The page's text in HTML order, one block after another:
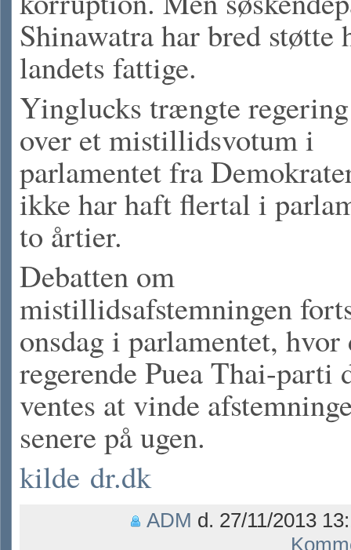
Shinawatra har bred støtte
landets fattige.
Yinglucks trængte
over et mistillidsvotum i
parlamentet fra
ikke har haft flertal i
to årtier.
Debatten om
mistillidsafstemningen
onsdag i parlamentet, hvor
regerende Puea Thai-parti
ventes at vinde
senere på ugen.
kilde dr.dk
ADM d. 27/11/2013